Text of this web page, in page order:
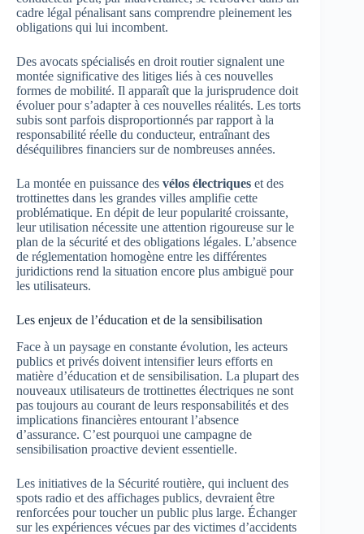
cadre légal pénalisant sans comprendre pleinement les
obligations qui lui incombent.
Des avocats spécialisés en droit routier signalent une
montée significative des litiges liés à ces nouvelles
formes de mobilité. Il apparaît que la jurisprudence doit
évoluer pour s’adapter à ces nouvelles réalités. Les torts
subis sont parfois disproportionnés par rapport à la
responsabilité réelle du conducteur, entraînant des
déséquilibres financiers sur de nombreuses années.
La montée en puissance des vélos électriques et des
trottinettes dans les grandes villes amplifie cette
problématique. En dépit de leur popularité croissante,
leur utilisation nécessite une attention rigoureuse sur le
plan de la sécurité et des obligations légales. L’absence
de réglementation homogène entre les différentes
juridictions rend la situation encore plus ambiguë pour
les utilisateurs.
Les enjeux de l’éducation et de la sensibilisation
Face à un paysage en constante évolution, les acteurs
publics et privés doivent intensifier leurs efforts en
matière d’éducation et de sensibilisation. La plupart des
nouveaux utilisateurs de trottinettes électriques ne sont
pas toujours au courant de leurs responsabilités et des
implications financières entourant l’absence
d’assurance. C’est pourquoi une campagne de
sensibilisation proactive devient essentielle.
Les initiatives de la Sécurité routière, qui incluent des
spots radio et des affichages publics, devraient être
renforcées pour toucher un public plus large. Échanger
sur les expériences vécues par des victimes d’accidents